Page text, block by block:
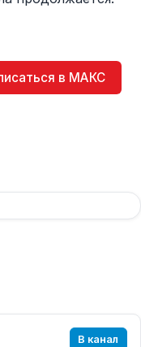
в МАКС
В канал